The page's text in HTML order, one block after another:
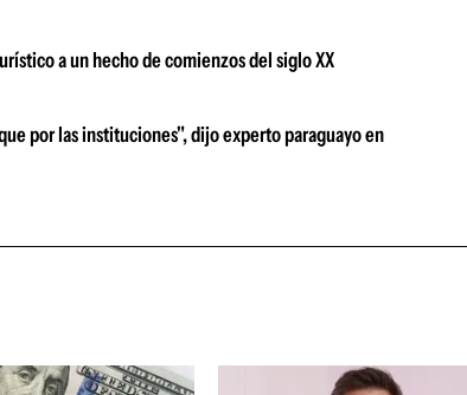
a un hecho de comienzos del siglo XX
por las instituciones", dijo experto paraguayo en